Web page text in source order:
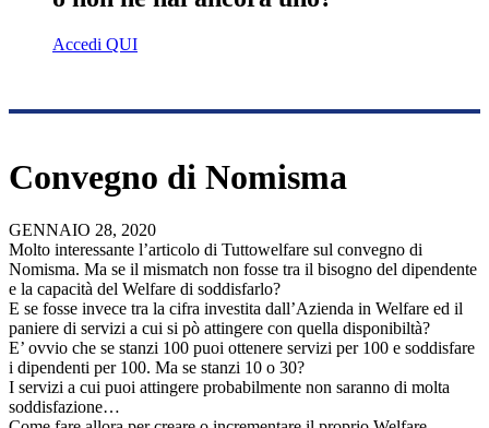
Accedi QUI
Convegno di Nomisma
GENNAIO 28, 2020
Molto interessante l’articolo di Tuttowelfare sul convegno di
Nomisma. Ma se il mismatch non fosse tra il bisogno del dipendente
e la capacità del Welfare di soddisfarlo?
E se fosse invece tra la cifra investita dall’Azienda in Welfare ed il
paniere di servizi a cui si pò attingere con quella disponibiltà?
E’ ovvio che se stanzi 100 puoi ottenere servizi per 100 e soddisfare
i dipendenti per 100. Ma se stanzi 10 o 30?
I servizi a cui puoi attingere probabilmente non saranno di molta
soddisfazione…